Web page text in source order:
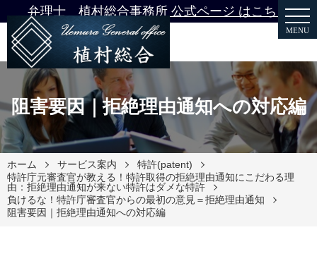
弁理士 植村総合事務所 公式ページ はこちら
MENU
阻害要因｜拒絶理由通知への対応編
ホーム サービス案内
特許(patent)
特許庁元審査官が教える！特許取得の拒絶理由通知にこだわる理
由：拒絶理由通知が来ない特許はダメな特許
負けるな！特許庁審査官からの最初の意見＝拒絶理由通知
阻害要因｜拒絶理由通知への対応編